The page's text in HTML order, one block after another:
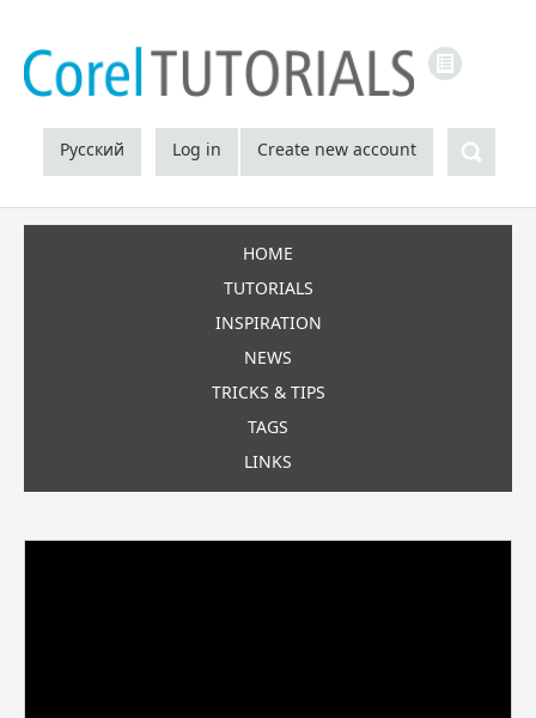
Русский Log in Create new account
HOME
TUTORIALS
INSPIRATION
NEWS
TRICKS & TIPS
TAGS
LINKS